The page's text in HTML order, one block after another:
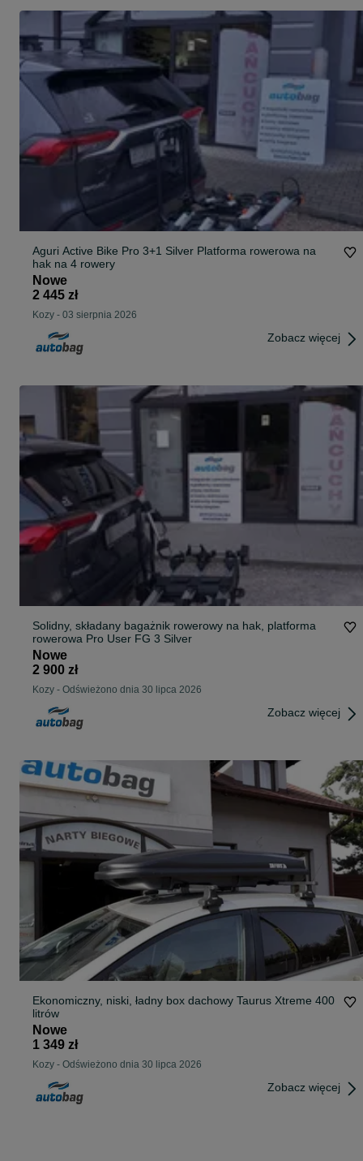
Aguri Active Bike Pro 3+1 Silver Platforma rowerowa na
hak na 4 rowery
Nowe
2 445 zł
Kozy - 03 sierpnia 2026
Zobacz więcej
Solidny, składany bagażnik rowerowy na hak, platforma
rowerowa Pro User FG 3 Silver
Nowe
2 900 zł
Kozy - Odświeżono dnia 30 lipca 2026
Zobacz więcej
Ekonomiczny, niski, ładny box dachowy Taurus Xtreme 400
litrów
Nowe
1 349 zł
Kozy - Odświeżono dnia 30 lipca 2026
Zobacz więcej